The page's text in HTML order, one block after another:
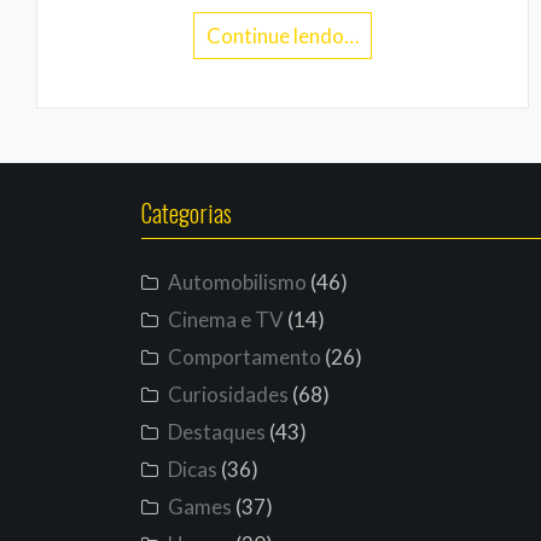
Continue lendo…
Categorias
Automobilismo (46)
Cinema e TV(14)
Comportamento (26)
Curiosidades (68)
Destaques (43)
Dicas (36)
Games (37)